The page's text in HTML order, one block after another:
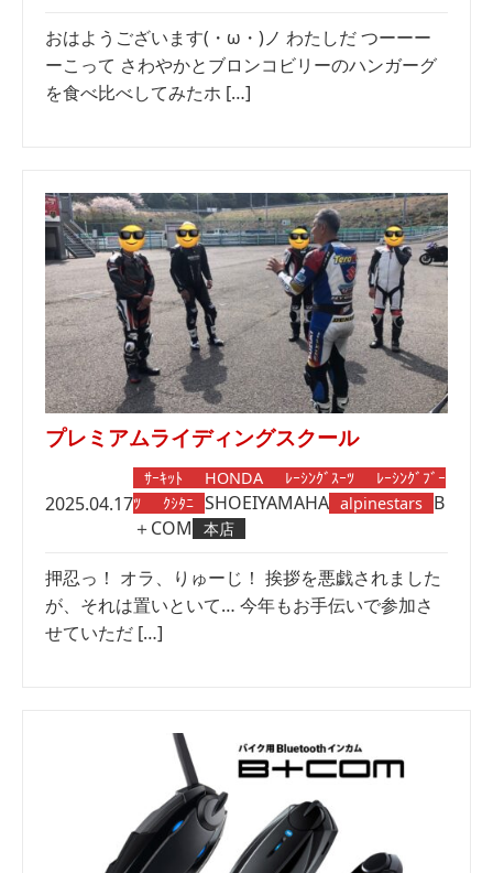
おはようございます(・ω・)ノ わたしだ つーーー
ーこって さわやかとブロンコビリーのハンガーグ
を食べ比べしてみたホ […]
プレミアムライディングスクール
2025.04.17
ｻｰｷｯﾄ HONDA ﾚｰｼﾝｸﾞｽｰﾂ
ﾚｰｼﾝｸﾞﾌﾞｰ
ﾂ
ｸｼﾀﾆ SHOEIYAMAHA alpinestars B
＋COM
本店
押忍っ！ オラ、りゅーじ！ 挨拶を悪戯されました
が、それは置いといて… 今年もお手伝いで参加さ
せていただ […]